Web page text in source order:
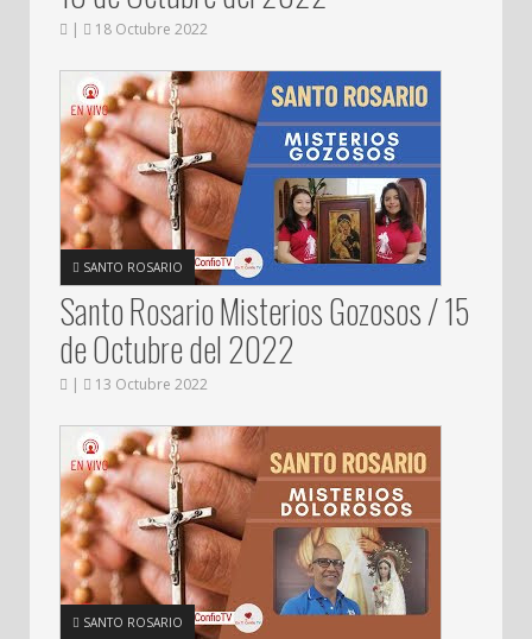
| 18 Octubre 2022
SANTO ROSARIO
Santo Rosario Misterios Gozosos / 15
de Octubre del 2022
| 13 Octubre 2022
SANTO ROSARIO